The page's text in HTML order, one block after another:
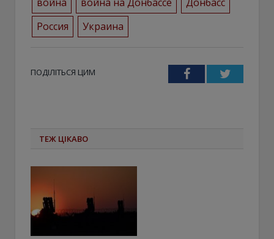
Россия
Украина
ПОДІЛІТЬСЯ ЦИМ FacebookTwitter
ТЕЖ ЦІКАВО